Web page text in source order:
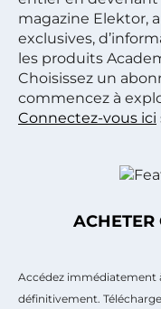
magazine Elektor,
exclusives,
les produits
Choisissez un
commencez à
Connectez-vous ici
ACHETER
Accédez immédiatement
définitivement.